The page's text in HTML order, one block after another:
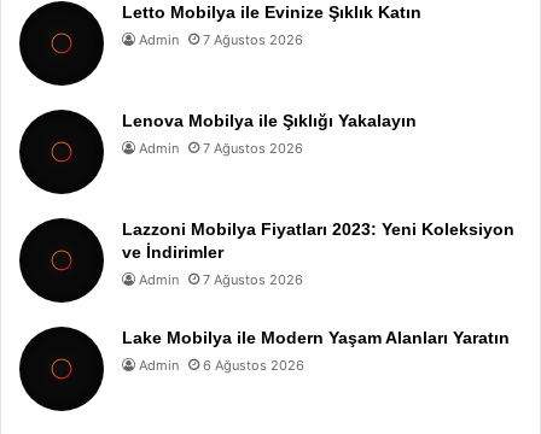
Letto Mobilya ile Evinize Şıklık Katın
Admin 7 Ağustos 2026
Lenova Mobilya ile Şıklığı Yakalayın
Admin 7 Ağustos 2026
Lazzoni Mobilya Fiyatları 2023: Yeni Koleksiyon
ve İndirimler
Admin 7 Ağustos 2026
Lake Mobilya ile Modern Yaşam Alanları Yaratın
Admin 6 Ağustos 2026